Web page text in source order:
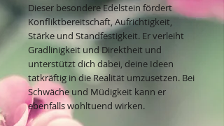
Dieser besondere Edelstein fördert
Konfliktbereitschaft, Aufrichtigkeit,
Stärke und Standfestigkeit. Er verleiht
Gradlinigkeit und Direktheit und
unterstützt dich dabei, deine Ideen
tatkräftig in die Realität umzusetzen. Bei
Schwäche und Müdigkeit kann er
ebenfalls wohltuend wirken.